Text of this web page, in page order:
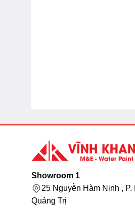
Showroom 1
25 Nguyễn Hàm Ninh , P.
Quảng Trị